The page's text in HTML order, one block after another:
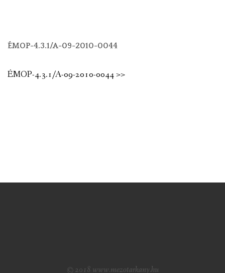
ÉMOP-4.3.1/A-09-2010-0044
ÉMOP-4.3.1/A-09-2010-0044 >>
© 2018 www.mezotarkany.hu